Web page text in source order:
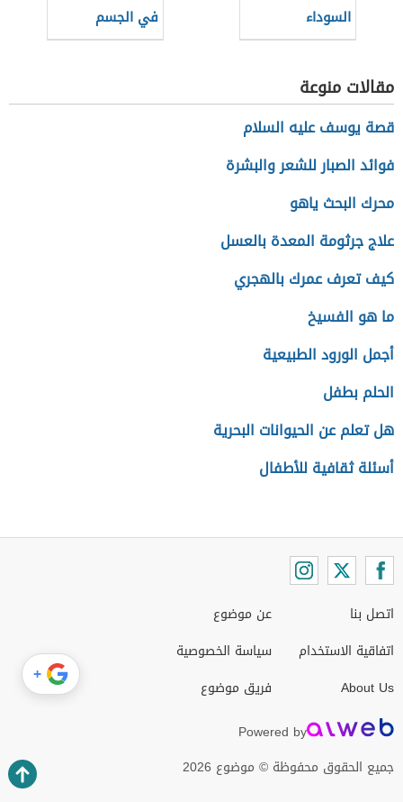
السوداء
في الجسم
مقالات منوعة
قصة يوسف عليه السلام
فوائد الصبار للشعر والبشرة
محرك البحث ياهو
علاج جرثومة المعدة بالعسل
كيف تعرف عمرك بالهجري
ما هو الفسيخ
أجمل الورود الطبيعية
الحلم بطفل
هل تعلم عن الحيوانات البحرية
أسئلة ثقافية للأطفال
اتصل بنا
اتفاقية الاستخدام
About Us
عن موضوع
سياسة الخصوصية
فريق موضوع
Powered by
جميع الحقوق محفوظة © موضوع 2026
+